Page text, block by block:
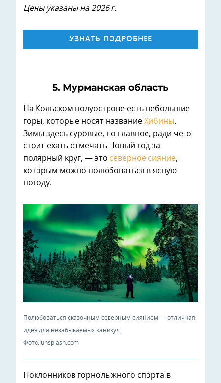
Цены указаны на 2026 г.
УЗНАТЬ ПОДРОБНЕЕ
5. Мурманская область
На Кольском полуострове есть небольшие
горы, которые носят название Хибины.
Зимы здесь суровые, но главное, ради чего
стоит ехать отмечать Новый год за
полярный круг, — это северное сияние,
которым можно полюбоваться в ясную
погоду.
Полюбоваться сказочным северным сиянием — отличная
идея для незабываемых каникул.
Фото: unsplash.com
Поклонников горнолыжного спорта в